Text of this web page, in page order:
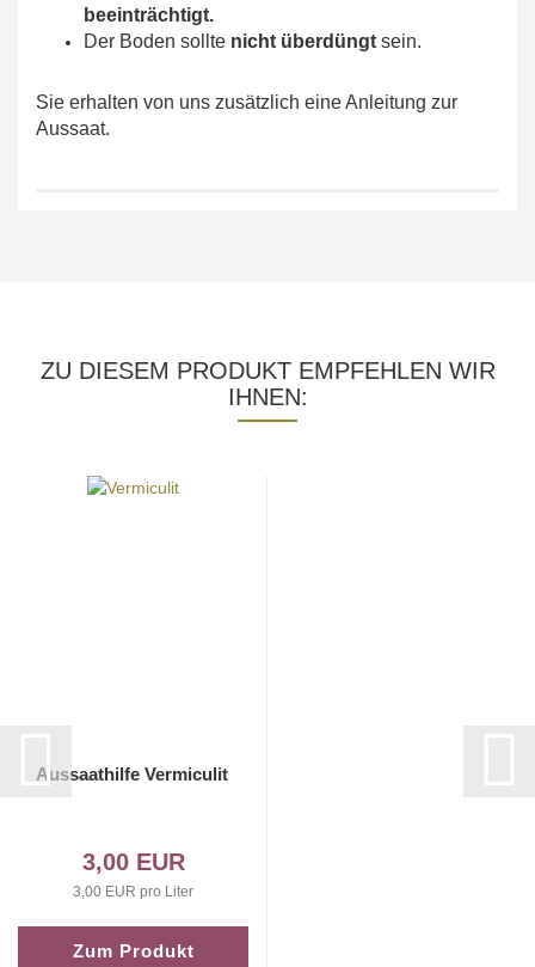
beeinträchtigt.
Der Boden sollte nicht überdüngt sein.
Sie erhalten von uns zusätzlich eine Anleitung zur
Aussaat.
ZU DIESEM PRODUKT EMPFEHLEN WIR
IHNEN:
Aussaathilfe Vermiculit
3,00 EUR
3,00 EUR pro Liter
Zum Produkt